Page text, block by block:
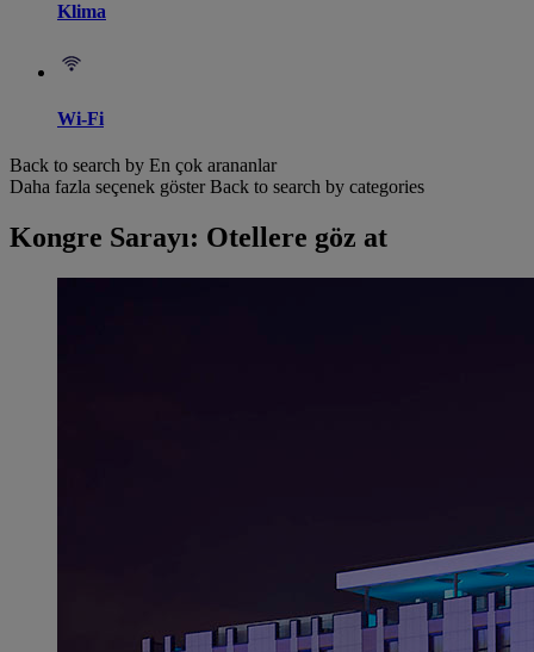
Klima
Wi-Fi
Back to search by En çok arananlar
Daha fazla seçenek göster Back to search by categories
Kongre Sarayı: Otellere göz at